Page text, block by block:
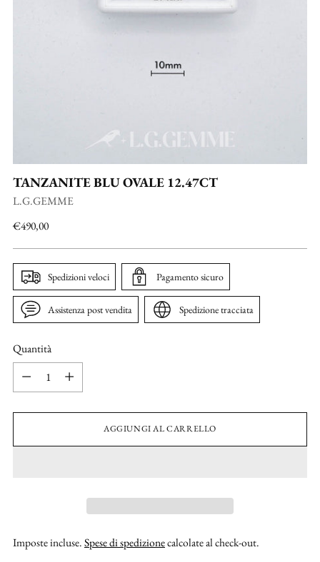
TANZANITE BLU OVALE 12.47CT
L.G.GEMME
Prezzo
€490,00
Spedizioni veloci Pagamento sicuro
Assistenza post vendita Spedizione tracciata
Quantità
Quantità
AGGIUNGI AL CARRELLO
Imposte incluse.Spese di spedizionecalcolate al check-out.